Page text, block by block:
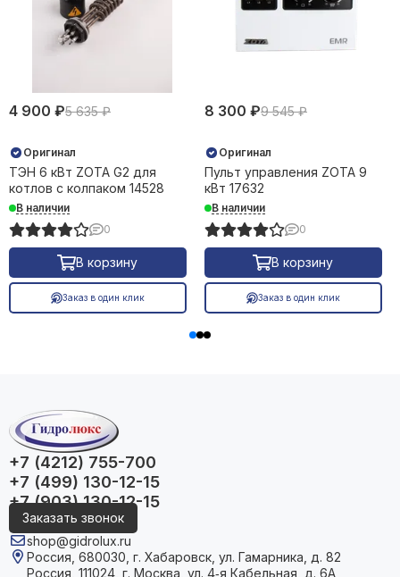
4 900 ₽5 635 ₽
Оригинал
ТЭН 6 кВт ZOTA G2 для
котлов с колпаком 14528
В наличии
0
В корзину
Заказ в один клик
8 300 ₽9 545 ₽
Оригинал
Пульт управления ZOTA 9
кВт 17632
В наличии
0
В корзину
Заказ в один клик
+7 (4212) 755-700
+7 (499) 130-12-15
+7 (903) 130-12-15
Заказать звонок
shop@gidrolux.ru
Россия, 680030, г. Хабаровск, ул. Гамарника, д. 82
Россия, 111024, г. Москва, ул. 4‑я Кабельная, д. 6А